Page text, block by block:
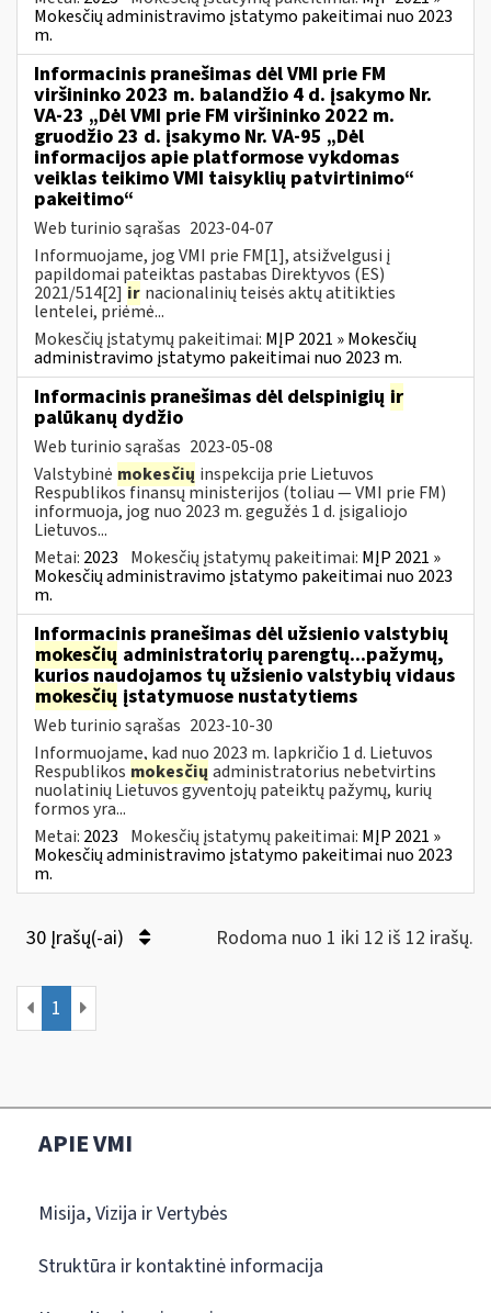
Mokesčių administravimo įstatymo pakeitimai nuo 2023
m.
Informacinis pranešimas dėl VMI prie FM
viršininko 2023 m. balandžio 4 d. įsakymo Nr.
VA-23 „Dėl VMI prie FM viršininko 2022 m.
gruodžio 23 d. įsakymo Nr. VA-95 „Dėl
informacijos apie platformose vykdomas
veiklas teikimo VMI taisyklių patvirtinimo“
pakeitimo“
Web turinio sąrašas 2023-04-07
Informuojame, jog VMI prie FM[1], atsižvelgusi į
papildomai pateiktas pastabas Direktyvos (ES)
2021/514[2] ir nacionalinių teisės aktų atitikties
lentelei, priėmė...
Mokesčių įstatymų pakeitimai: MĮP 2021 » Mokesčių
administravimo įstatymo pakeitimai nuo 2023 m.
Informacinis pranešimas dėl delspinigių ir
palūkanų dydžio
Web turinio sąrašas 2023-05-08
Valstybinė mokesčių inspekcija prie Lietuvos
Respublikos finansų ministerijos (toliau — VMI prie FM)
informuoja, jog nuo 2023 m. gegužės 1 d. įsigaliojo
Lietuvos...
Metai: 2023 Mokesčių įstatymų pakeitimai: MĮP 2021 »
Mokesčių administravimo įstatymo pakeitimai nuo 2023
m.
Informacinis pranešimas dėl užsienio valstybių
mokesčių administratorių parengtų...pažymų,
kurios naudojamos tų užsienio valstybių vidaus
mokesčių įstatymuose nustatytiems
Web turinio sąrašas 2023-10-30
Informuojame, kad nuo 2023 m. lapkričio 1 d. Lietuvos
Respublikos mokesčių administratorius nebetvirtins
nuolatinių Lietuvos gyventojų pateiktų pažymų, kurių
formos yra...
Metai: 2023 Mokesčių įstatymų pakeitimai: MĮP 2021 »
Mokesčių administravimo įstatymo pakeitimai nuo 2023
m.
30 Įrašų(-ai) Rodoma nuo 1 iki 12 iš 12 irašų.
1
APIE VMI
Misija, Vizija ir Vertybės
Struktūra ir kontaktinė informacija